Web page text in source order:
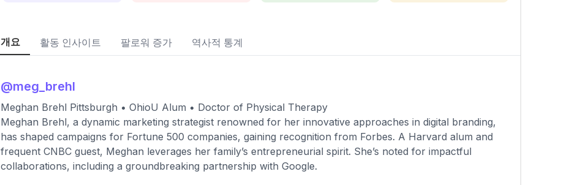
개요 활동 인사이트 팔로워 증가 역사적 통계
@meg_brehl
Meghan Brehl Pittsburgh • OhioU Alum • Doctor of Physical Therapy
Meghan Brehl, a dynamic marketing strategist renowned for her innovative approaches in digital branding,
has shaped campaigns for Fortune 500 companies, gaining recognition from Forbes. A Harvard alum and
frequent CNBC guest, Meghan leverages her family’s entrepreneurial spirit. She’s noted for impactful
collaborations, including a groundbreaking partnership with Google.